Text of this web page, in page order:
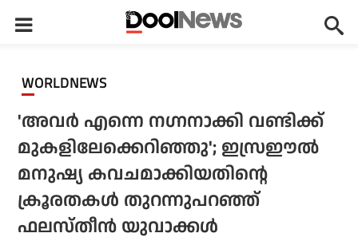
WORLDNEWS
'അവർ എന്നെ നഗ്നനാക്കി വണ്ടിക്ക്
മുകളിലേക്കെറിഞ്ഞു'; ഇസ്രഈൽ
മനുഷ്യ കവചമാക്കിയതിന്റെ
ക്രൂരതകൾ തുറന്നുപറഞ്ഞ്
ഫലസ്തീൻ യുവാക്കൾ